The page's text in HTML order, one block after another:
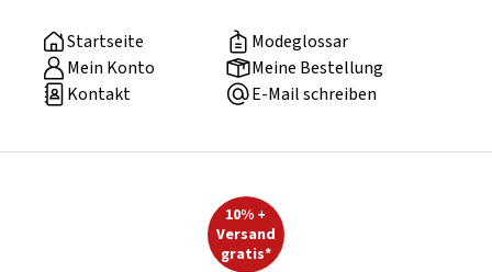
Startseite
Modeglossar
Mein Konto
Meine Bestellung
Kontakt
E-Mail schreiben
10% +
Versand
gratis*